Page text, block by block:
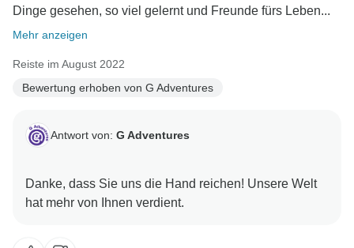
Dinge gesehen, so viel gelernt und Freunde fürs Leben...
Mehr anzeigen
Reiste im August 2022
Bewertung erhoben von G Adventures
Antwort von: G Adventures
Danke, dass Sie uns die Hand reichen! Unsere Welt